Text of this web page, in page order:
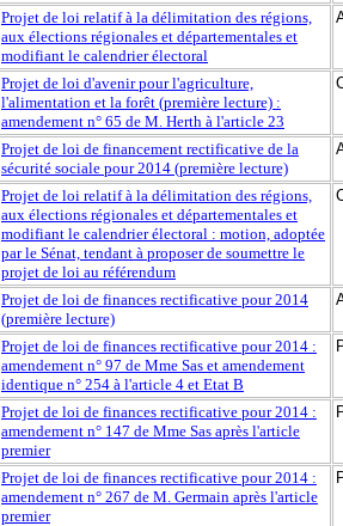
Projet de loi relatif à la délimitation des régions,
aux élections régionales et départementales et
modifiant le calendrier électoral
Projet de loi d'avenir pour l'agriculture,
l'alimentation et la forêt (première lecture) :
amendement n° 65 de M. Herth à l'article 23
Projet de loi de financement rectificative de la
sécurité sociale pour 2014 (première lecture)
Projet de loi relatif à la délimitation des régions,
aux élections régionales et départementales et
modifiant le calendrier électoral : motion, adoptée
par le Sénat, tendant à proposer de soumettre le
projet de loi au référendum
Projet de loi de finances rectificative pour 2014
(première lecture)
Projet de loi de finances rectificative pour 2014 :
amendement n° 97 de Mme Sas et amendement
identique n° 254 à l'article 4 et Etat B
Projet de loi de finances rectificative pour 2014 :
amendement n° 147 de Mme Sas après l'article
premier
Projet de loi de finances rectificative pour 2014 :
amendement n° 267 de M. Germain après l'article
premier